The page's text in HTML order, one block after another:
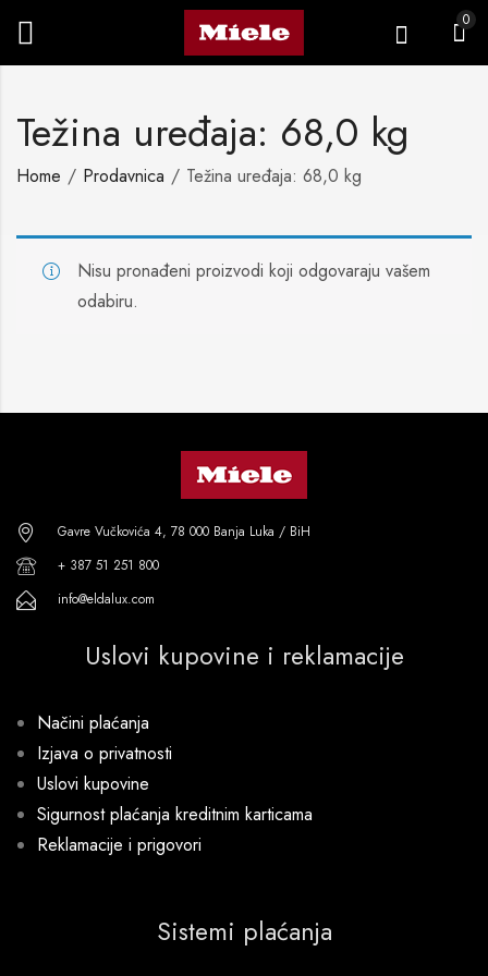
0
Težina uređaja: 68,0 kg
Home Prodavnica Težina uređaja: 68,0 kg
Nisu pronađeni proizvodi koji odgovaraju vašem
odabiru.
Gavre Vučkovića 4, 78 000 Banja Luka / BiH
+ 387 51 251 800
info@eldalux.com
Uslovi kupovine i reklamacije
Načini plaćanja
Izjava o privatnosti
Uslovi kupovine
Sigurnost plaćanja kreditnim karticama
Reklamacije i prigovori
Sistemi plaćanja